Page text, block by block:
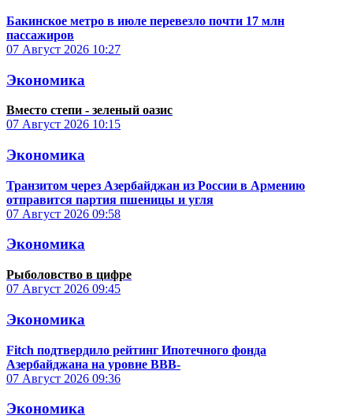
Бакинское метро в июле перевезло почти 17 млн
пассажиров
07 Август 2026 10:27
Экономика
Вместо степи - зеленый оазис
07 Август 2026 10:15
Экономика
Транзитом через Азербайджан из России в Армению
отправится партия пшеницы и угля
07 Август 2026 09:58
Экономика
Рыболовство в цифре
07 Август 2026 09:45
Экономика
Fitch подтвердило рейтинг Ипотечного фонда
Азербайджана на уровне BBB-
07 Август 2026 09:36
Экономика